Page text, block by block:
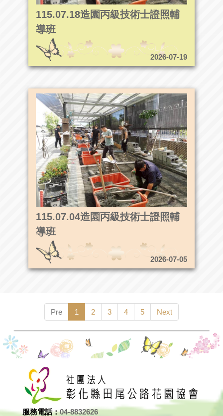
115.07.18造園丙級技術士證照輔
導班
2026-07-19
115.07.04造園丙級技術士證照輔
導班
2026-07-05
Pre 1 2 3 4 5 Next
服務電話：04-8832626